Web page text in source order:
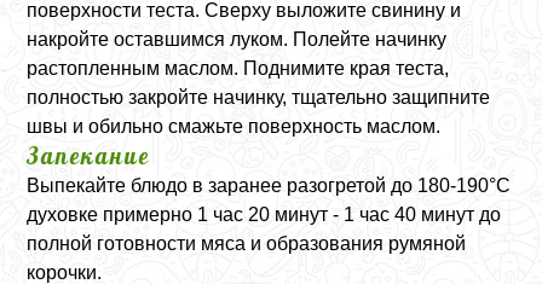
поверхности теста. Сверху выложите свинину и
накройте оставшимся луком. Полейте начинку
растопленным маслом. Поднимите края теста,
полностью закройте начинку, тщательно защипните
швы и обильно смажьте поверхность маслом.
Запекание
Выпекайте блюдо в заранее разогретой до 180-190°C
духовке примерно 1 час 20 минут - 1 час 40 минут до
полной готовности мяса и образования румяной
корочки.